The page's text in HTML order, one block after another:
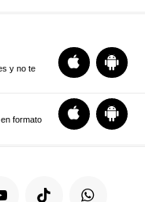
y no te
formato